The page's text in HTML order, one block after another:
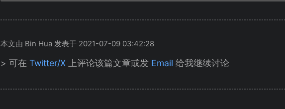
本文由 Bin Hua 发表于 2021-07-09 03:42:28
> 可在 Twitter/X 上评论该篇文章或发 Email 给我继续讨论